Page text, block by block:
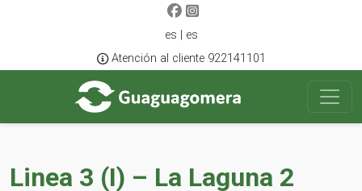
es | es
Atención al cliente 922141101
Linea 3 (I) – La Laguna 2